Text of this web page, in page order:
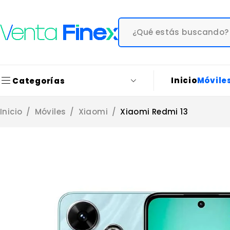
Categorías Inicio
Inicio / Móviles / Xiaomi / Xiaomi Redmi 13